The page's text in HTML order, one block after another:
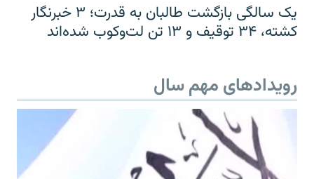
یک سالگی بازگشت طالبان به قدرت؛ ۳ خبرنگار
کشته، ۳۴ توقیف و ۱۳ تن لت‌وکوب شده‌اند
رویدادهای مهم سال